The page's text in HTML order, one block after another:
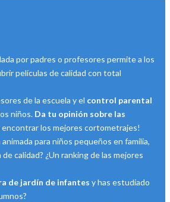
por padres o profesores permite a los
películas de calidad con total
de la escuela y el control parental
niños. Da tu opinión sobre las
encontrar los mejores cortometrajes!
para niños pequeños en familia,
calidad? ¿Un ranking de las mejores
de jardín de infantes y has estudiado